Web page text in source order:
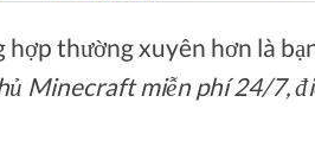
hợp thường xuyên hơn là
Minecraft miễn phí 24/7,